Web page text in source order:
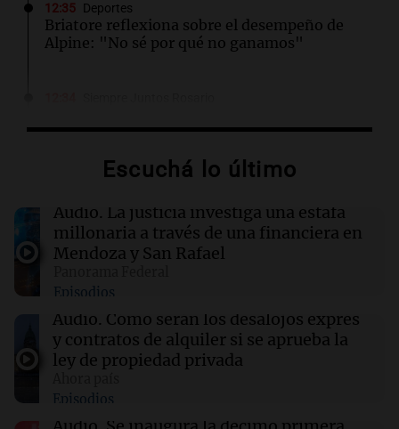
12:35 Deportes
Briatore reflexiona sobre el desempeño de
Alpine: "No sé por qué no ganamos"
casa en Rosario por un caso de síndrome de
12:33 Clima
Clima en Salta: cómo seguirá el tiempo este
viernes 7 de agosto
12:31 Juntos
Los Tekis presentaron "Cordillera y Mar" y
llenaron de carnaval el estudio de Cadena 3
Clima en Tucumán: cómo seguirá el tiempo
este viernes 7 de agosto
Escuchá lo último
Audio. La justicia investiga una estafa
millonaria a través de una financiera en
Mendoza y San Rafael
Episodios
Audio. Cómo serán los desalojos exprés
y contratos de alquiler si se aprueba la
ley de propiedad privada
Episodios